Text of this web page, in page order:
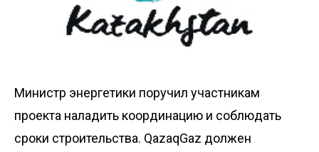
Министр энергетики поручил участникам
проекта наладить координацию и соблюдать
сроки строительства. QazaqGaz должен